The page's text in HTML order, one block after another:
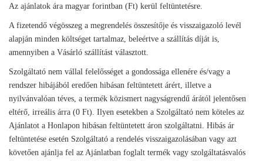
Az ajánlatok ára magyar forintban (Ft) kerül feltüntetésre.
A fizetendő végösszeg a megrendelés összesítője és visszaigazoló levél
alapján minden költséget tartalmaz, beleértve a szállítás díját is,
amennyiben a Vásárló szállítást választott.
Szolgáltató nem vállal felelősséget a gondossága ellenére és/vagy a
rendszer hibájából eredően hibásan feltüntetett árért, illetve a
nyilvánvalóan téves, a termék közismert nagyságrendű árától jelentősen
eltérő, irreális árra (0 Ft). Ilyen esetekben a Szolgáltató nem köteles az
Ajánlatot a Honlapon hibásan feltüntetett áron szolgáltatni. Hibás ár
feltüntetése esetén Szolgáltató a rendelés visszaigazolásában vagy azt
követően ajánlja fel az Ajánlatban foglalt termék vagy szolgáltatásvalós